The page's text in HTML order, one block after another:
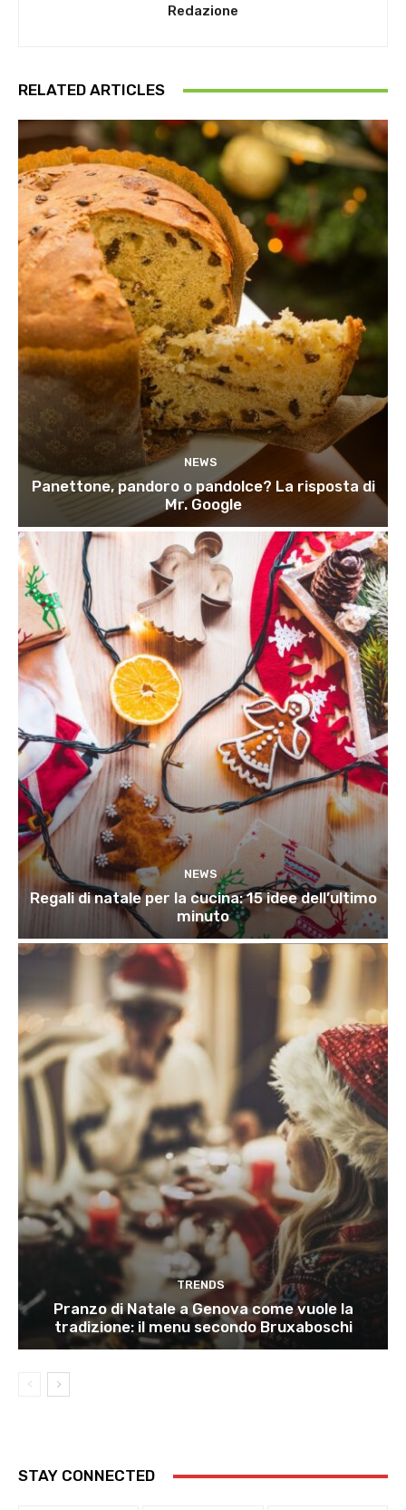
Redazione
RELATED ARTICLES
NEWS
Panettone, pandoro o pandolce? La risposta di
Mr. Google
NEWS
Regali di natale per la cucina: 15 idee dell’ultimo
minuto
TRENDS
Pranzo di Natale a Genova come vuole la
tradizione: il menu secondo Bruxaboschi
STAY CONNECTED